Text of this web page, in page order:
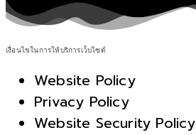
เงื่อนไขในการให้บริการเว็บไซต์
Website Policy
Privacy Policy
Website Security Policy